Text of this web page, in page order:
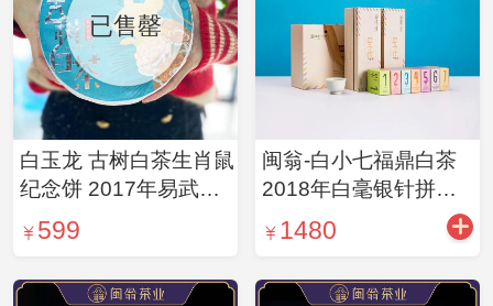
已售罄
白玉龙 古树白茶生肖鼠
纪念饼 2017年易武贡
眉精品双子饼 两片装
360g
599
闽翁-白小七福鼎白茶
2018年白毫银针拼配
54g1480